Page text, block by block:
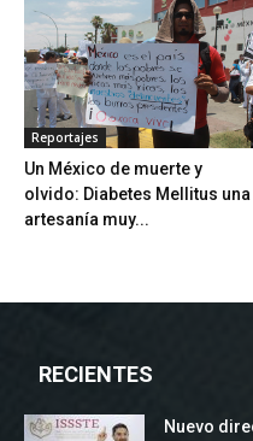
Reportajes
Un México de muerte y
olvido: Diabetes Mellitus una
artesanía muy...
RECIENTES
Nuevo